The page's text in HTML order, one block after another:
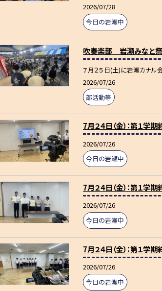
2026/07/28
今日の岩瀬中
吹奏楽部 岩瀬みなと
７月２５日(土)に岩瀬カナル
2026/07/26
部活動等
7月２４日（金）：第１
2026/07/26
今日の岩瀬中
7月２４日（金）：第１
2026/07/26
今日の岩瀬中
7月２４日（金）：第１
2026/07/26
今日の岩瀬中